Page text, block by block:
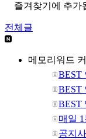
즐겨찾기에 추가
전체글
메모리워드
BEST
BEST
BEST
매일
공지